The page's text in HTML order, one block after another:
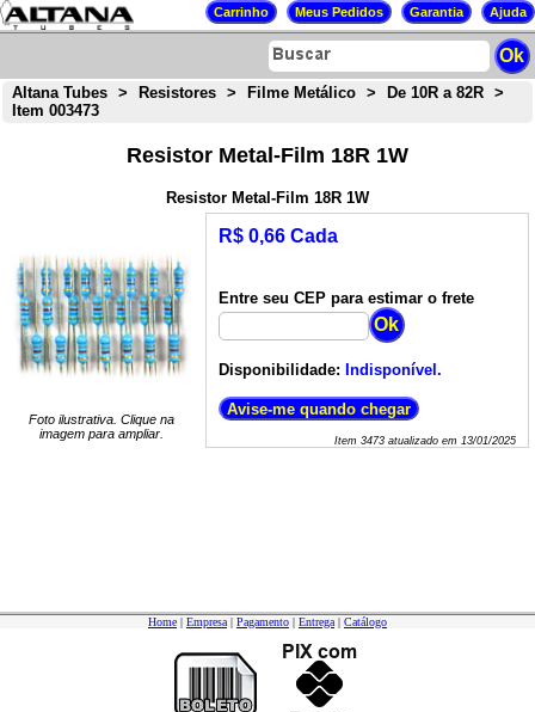
Altana Tubes > Resistores > Filme Metálico > De 10R a 82R
>
Item 003473
Resistor Metal-Film 18R 1W
Resistor Metal-Film 18R 1W
Foto ilustrativa. Clique na
imagem para ampliar.
R$ 0,66 Cada
Entre seu CEP para estimar o frete
Disponibilidade: Indisponível.
Item 3473atualizado em 13/01/2025
Home | Empresa | Pagamento | Entrega | Catálogo